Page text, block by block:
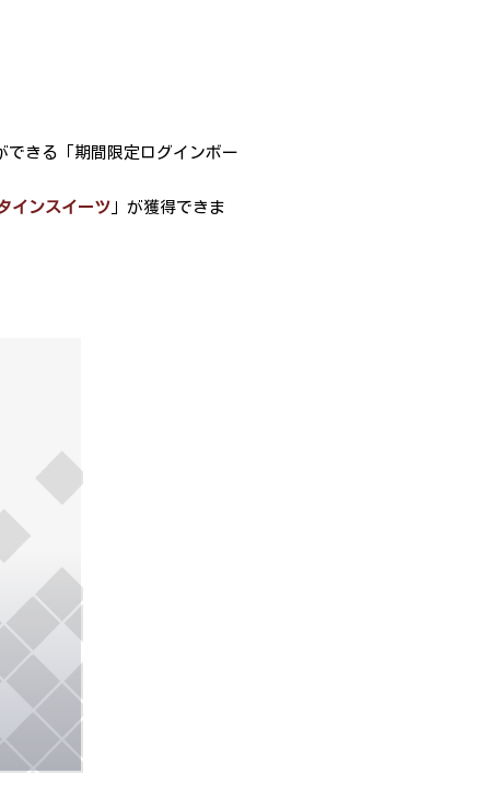
できる「期間限定ログインボー
インスイーツ」が獲得できま